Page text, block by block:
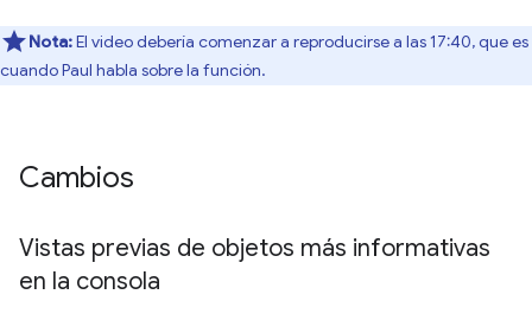
Nota:El video debería comenzar a reproducirse a las 17:40, que es
cuando Paul habla sobre la función.
Cambios
Vistas previas de objetos más informativas
en la consola